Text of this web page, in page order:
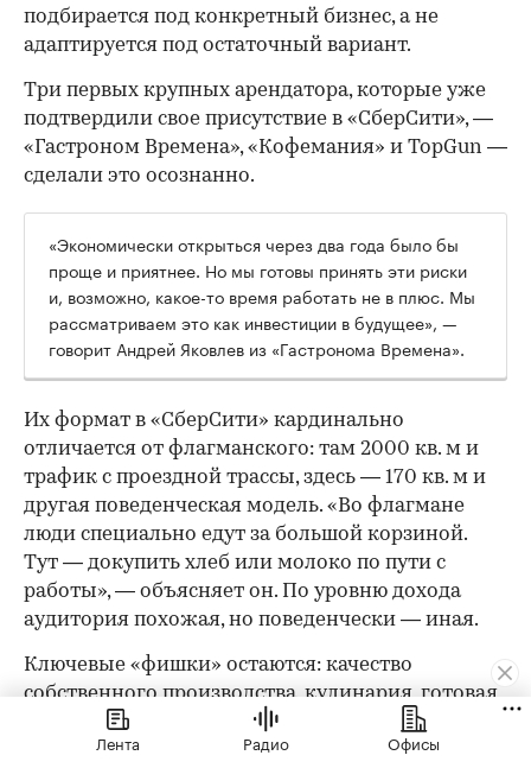
подбирается под конкретный бизнес, а не
адаптируется под остаточный вариант.
Три первых крупных арендатора, которые уже
подтвердили свое присутствие в «СберСити», —
«Гастроном Времена», «Кофемания» и TopGun —
сделали это осознанно.
«Экономически открыться через два года было бы
проще и приятнее. Но мы готовы принять эти риски
и, возможно, какое-то время работать не в плюс. Мы
рассматриваем это как инвестиции в будущее», —
говорит Андрей Яковлев из «Гастронома Времена».
Их формат в «СберСити» кардинально
отличается от флагманского: там 2000 кв. м и
трафик с проездной трассы, здесь — 170 кв. м и
другая поведенческая модель. «Во флагмане
люди специально едут за большой корзиной.
Тут — докупить хлеб или молоко по пути с
работы», — объясняет он. По уровню дохода
аудитория похожая, но поведенчески — иная.
Ключевые «фишки» остаются: качество
собственного производства, кулинария, готовая
еда и полуфабрикаты — но ассортимент будет
более узким, а формат сдвинется в сторону
Лента Радио Офисы